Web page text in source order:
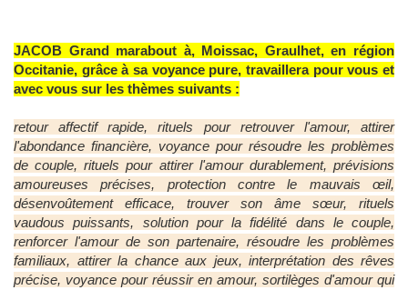
JACOB Grand marabout à, Moissac, Graulhet, en région
Occitanie, grâce à sa voyance pure, travaillera pour vous et
avec vous sur les thèmes suivants :
retour affectif rapide, rituels pour retrouver l'amour, attirer
l'abondance financière, voyance pour résoudre les problèmes
de couple, rituels pour attirer l'amour durablement, prévisions
amoureuses précises, protection contre le mauvais œil,
désenvoûtement efficace, trouver son âme sœur, rituels
vaudous puissants, solution pour la fidélité dans le couple,
renforcer l'amour de son partenaire, résoudre les problèmes
familiaux, attirer la chance aux jeux, interprétation des rêves
précise, voyance pour réussir en amour, sortilèges d'amour qui